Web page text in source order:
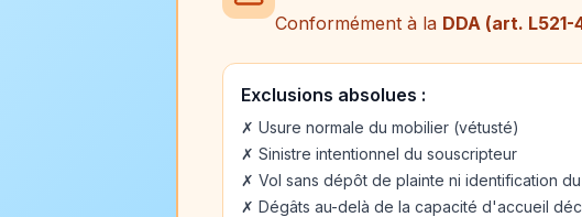
Conformément à la DDA (art.
Exclusions absolues :
✗ Usure normale du mobilier (vétusté)
✗ Sinistre intentionnel du souscripteur
✗ Vol sans dépôt de plainte ni identification
✗ Dégâts au-delà de la capacité d'accueil